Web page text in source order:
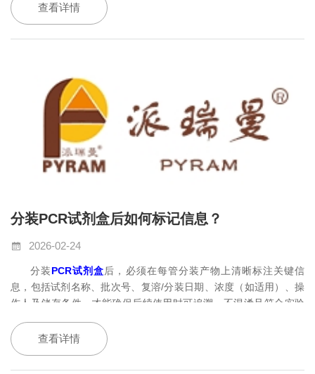
查看详情
分装PCR试剂盒后如何标记信息？
2026-02-24
分装PCR试剂盒后， ‌必须在每管分装产物上清晰标注关键信
息，包括试剂名称、批次号、复溶/分装日期、浓度（如适用）、操
作人及储存条件，才能确保后续使用时可追溯、不混淆且符合实验
污染。查看详情